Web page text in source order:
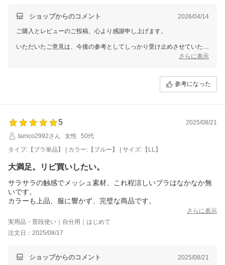
ショップからのコメント 2026/04/14
ご購入とレビューのご投稿、心より感謝申し上げます。
いただいたご意見は、今後の参考としてしっかり受け止めさせていただ
今後も、より良い商品・サービスをご提供できるよう努めてまいりま
季節の変わり目でもございますので、どうぞ無理のないようお過ごしく
ださいませ。
さらに表示
参考になった
5
2025/08/21
tamco2992さん
女性
50代
タイプ:【ブラ単品】 | カラー:【ブルー】 | サイズ:【LL】
大満足。リピ買いしたい。
サラサラの触感でメッシュ素材、これ程涼しいブラはなかなか無
いです。
カラーも上品、服に響かず、完璧な商品です。
さらに表示
実用品・普段使い｜自分用｜はじめて
注文日：2025/08/17
ショップからのコメント 2025/08/21